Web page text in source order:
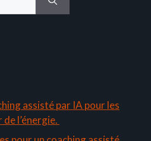
assisté par IA pour les
l’énergie.